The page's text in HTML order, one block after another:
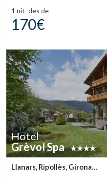
1 nit des de
170€
Hotel
Grèvol Spa
Llanars, Ripollès, Girona